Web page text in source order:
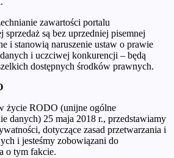
zawartości portalu
sprzedaż są bez uprzedniej pisemnej
i stanowią naruszenie ustaw o prawie
i uczciwej konkurencji – będą
dostępnych środków prawnych.
życie RODO (unijne ogólne
danych) 25 maja 2018 r., przedstawiamy
dotyczące zasad przetwarzania i
i jesteśmy zobowiązani do
o tym fakcie.